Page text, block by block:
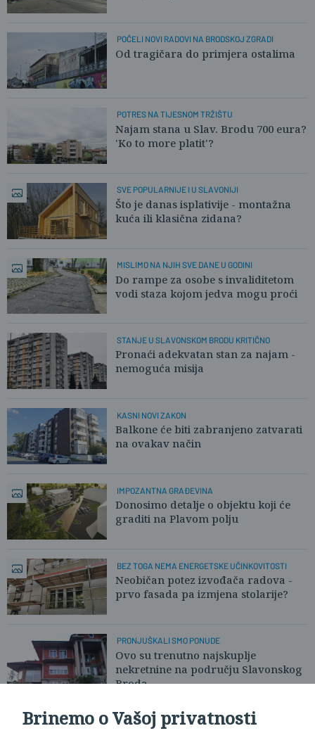
POČELI NOVI RADOVI NA BRODSKOJ ZGRADI
Od tragičara do primjera ostalima
POTRES NA TIJESNOM TRŽIŠTU
Najam stana u Slav. Brodu 700 eura?
'Ko to more platit'?
SVE POPULARNIJE I U SLAVONIJI
Što je danas isplativije - montažna
kuća ili klasična zidana?
MISLIMO NA NJIH SVE DANE U GODINI
Do rampe za osobe s invaliditetom
vodi staza kojom jedva mogu proći
STANJE U SLAVONSKOM BRODU KRITIČNO
Pronaći adekvatan stan za najam -
nemoguća misija
KASNI NOVI ZAKON
Balkone će biti zabranjeno zatvarati
na ovakav način
IMPOZANTNA GRAĐEVINA
Donosimo detalje o objektu koji će
graditi na Plavom polju
BEZ TOGA NEMA ENERGETSKE UČINKOVITOSTI
Neobičan potez izvođača radova -
prvo fasada pa izmjena stolarije?
PRONJUŠKALI SMO PONUDE
Ovo su trenutno najskuplje
nekretnine na području Slavonskog
Broda
SLUČAJ IZ SLAVONSKOG BRODA
Nazire se konstrukcija novog krova
Brinemo o Vašoj privatnosti